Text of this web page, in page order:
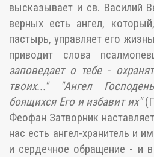
высказывает и св. Василий
верных есть ангел,
пастырь, управляет его
приводит слова
заповедает о тебе -
твоих..." "Ангел
боящихся Его и избавит их"
Феофан Затворник
нас есть ангел-хранитель и
и сердечное обращение - и